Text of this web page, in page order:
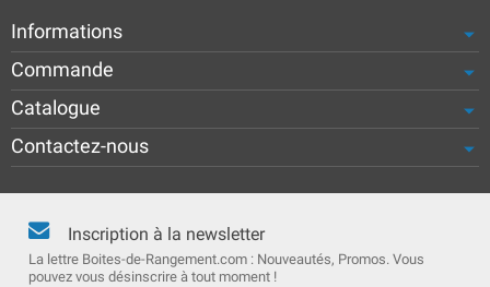
Informations
Commande
Catalogue
Contactez-nous
Inscription à la newsletter
La lettre Boites-de-Rangement.com : Nouveautés, Promos. Vous
pouvez vous désinscrire à tout moment !